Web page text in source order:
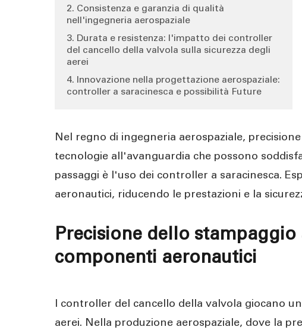
2. Consistenza e garanzia di qualità
nell'ingegneria aerospaziale
3. Durata e resistenza: l'impatto dei controller
del cancello della valvola sulla sicurezza degli
aerei
4. Innovazione nella progettazione aerospaziale:
controller a saracinesca e possibilità Future
Nel regno di ingegneria aerospaziale,
tecnologie all'avanguardia che possono
passaggi è l'uso dei controller a saracinesca.
aeronautici, riducendo le prestazioni e la
Precisione dello
componenti aeronautici
I controller del cancello della valvola giocano
aerei. Nella produzione aerospaziale, dove la